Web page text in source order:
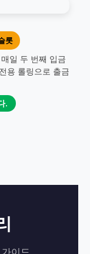
롯
일 두 번째 입금
용 롤링으로 출금
.
이드